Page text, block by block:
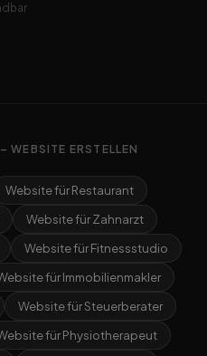
WEBSITE ERSTELLEN
Website für Restaurant
Website für Zahnarzt
Website für Fitnessstudio
für Immobilienmakler
Website für Steuerberater
für Physiotherapeut